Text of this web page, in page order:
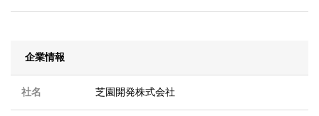
企業情報
社名 芝園開発株式会社